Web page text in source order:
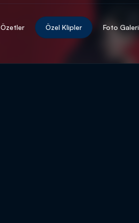
Özetler Özel Klipler Foto Galeri